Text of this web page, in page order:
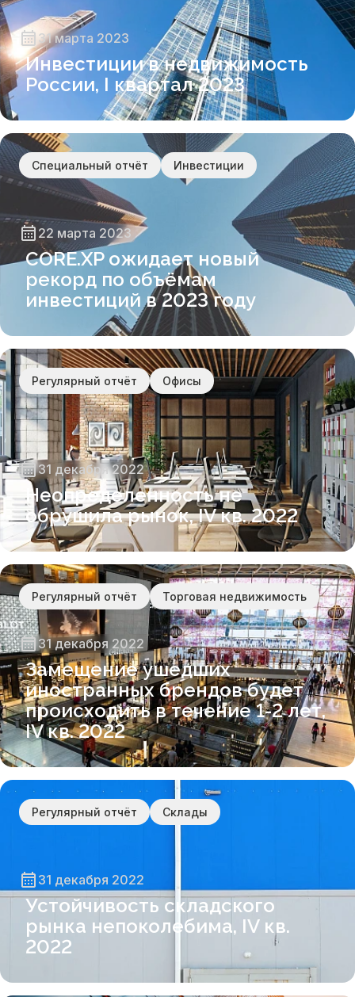
31 марта 2023
Инвестиции в недвижимость
России, I квартал 2023
Специальный отчёт Инвестиции
22 марта 2023
CORE.XP ожидает новый
рекорд по объёмам
инвестиций в 2023 году
Регулярный отчёт Офисы
31 декабря 2022
Неопределенность не
обрушила рынок, IV кв. 2022
Регулярный отчёт Торговая недвижимость
31 декабря 2022
Замещение ушедших
иностранных брендов будет
происходить в течение 1-2 лет,
IV кв. 2022
Регулярный отчёт Склады
31 декабря 2022
Устойчивость складского
рынка непоколебима, IV кв.
2022